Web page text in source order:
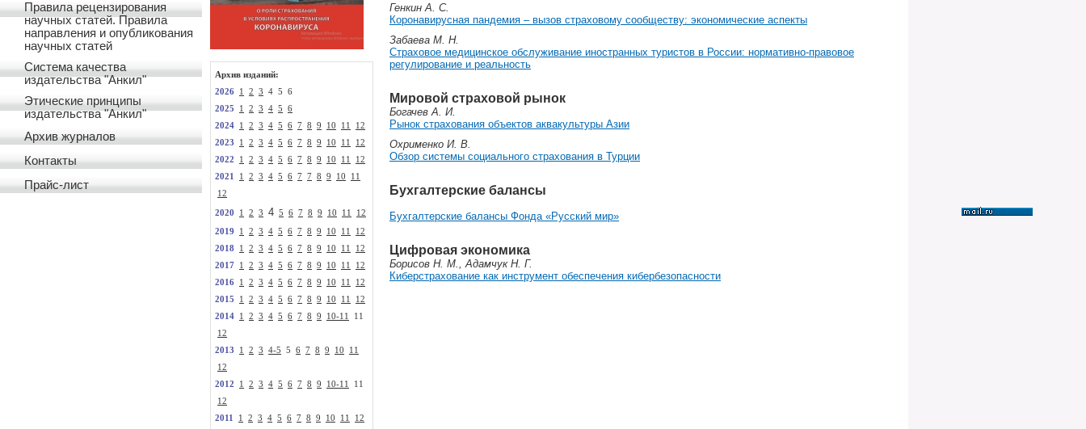
Правила рецензирования
научных статей. Правила
направления и опубликования
научных статей
Система качества
издательства "Анкил"
Этические принципы
издательства "Анкил"
Архив журналов
Контакты
Прайс-лист
Архив изданий:
2026
1 2 3 4 5 6
2025
1 2 3 4 5
6
2024
1 2 3 4 5 6 7 8 9 10 11
12
2023
1 2 3 4 5 6 7 8 9 10 11
12
2022
1 2 3 4 5 6 7 8 9 10 11
12
2021
1 2 3 4 5 6 7 7 8 9 10
11
12
2020 1 2 3 4 5 6 7 8 9 10 11 12
2019 1 2 3 4 5 6 7 8 9 10 11
12
2018
1 2 3 4 5 6 7 8 9 10 11
12
2017
1 2 3 4 5 6 7 8 9 10 11
12
2016
1 2 3 4 5 6 7 8 9 10 11
12
2015
1 2 3 4 5 6 7 8 9 10 11
12
2014
1 2 3 4 5 6 7 8 9 10-11
11
12
2013
1 2 3 4-5 5 6 7 8 9 10
11
12
2012
1 2 3 4 5 6 7 8 9 10-11
11
12
2011
1 2 3 4 5 6 7 8 9 10 11 12
Генкин А. С.
Коронавирусная пандемия – вызов страховому сообществу: экономические аспекты
Забаева М. Н.
Страховое медицинское обслуживание иностранных туристов в России: нормативно-правовое
регулирование и реальность
Мировой страховой рынок
Богачев А. И.
Рынок страхования объектов аквакультуры Азии
Охрименко И. В.
Обзор системы социального страхования в Турции
Бухгалтерские балансы
Бухгалтерские балансы Фонда «Русский мир»
Цифровая экономика
Борисов Н. М., Адамчук Н. Г.
Киберстрахование как инструмент обеспечения кибербезопасности